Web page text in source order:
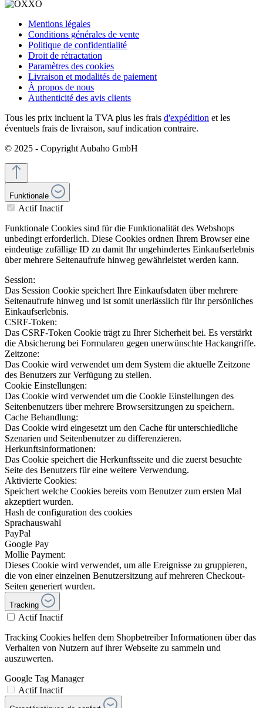
Mentions légales
Conditions générales de vente
Politique de confidentialité
Droit de rétractation
Paramètres des cookies
Livraison et modalités de paiement
À propos de nous
Authenticité des avis clients
Tous les prix incluent la TVA plus les frais d'expédition et les
éventuels frais de livraison, sauf indication contraire.
© 2025 - Copyright Aubaho GmbH
Funktionale
Actif Inactif
Funktionale Cookies sind für die Funktionalität des Webshops
unbedingt erforderlich. Diese Cookies ordnen Ihrem Browser eine
eindeutige zufällige ID zu damit Ihr ungehindertes Einkaufserlebnis
über mehrere Seitenaufrufe hinweg gewährleistet werden kann.
Session:
Das Session Cookie speichert Ihre Einkaufsdaten über mehrere
Seitenaufrufe hinweg und ist somit unerlässlich für Ihr persönliches
Einkaufserlebnis.
CSRF-Token:
Das CSRF-Token Cookie trägt zu Ihrer Sicherheit bei. Es verstärkt
die Absicherung bei Formularen gegen unerwünschte Hackangriffe.
Zeitzone:
Das Cookie wird verwendet um dem System die aktuelle Zeitzone
des Benutzers zur Verfügung zu stellen.
Cookie Einstellungen:
Das Cookie wird verwendet um die Cookie Einstellungen des
Seitenbenutzers über mehrere Browsersitzungen zu speichern.
Cache Behandlung:
Das Cookie wird eingesetzt um den Cache für unterschiedliche
Szenarien und Seitenbenutzer zu differenzieren.
Herkunftsinformationen:
Das Cookie speichert die Herkunftsseite und die zuerst besuchte
Seite des Benutzers für eine weitere Verwendung.
Aktivierte Cookies:
Speichert welche Cookies bereits vom Benutzer zum ersten Mal
akzeptiert wurden.
Hash de configuration des cookies
Sprachauswahl
PayPal
Google Pay
Mollie Payment:
Dieses Cookie wird verwendet, um alle Ereignisse zu gruppieren,
die von einer einzelnen Benutzersitzung auf mehreren Checkout-
Seiten generiert wurden.
Tracking
Actif Inactif
Tracking Cookies helfen dem Shopbetreiber Informationen über das
Verhalten von Nutzern auf ihrer Webseite zu sammeln und
auszuwerten.
Google Tag Manager
Actif Inactif